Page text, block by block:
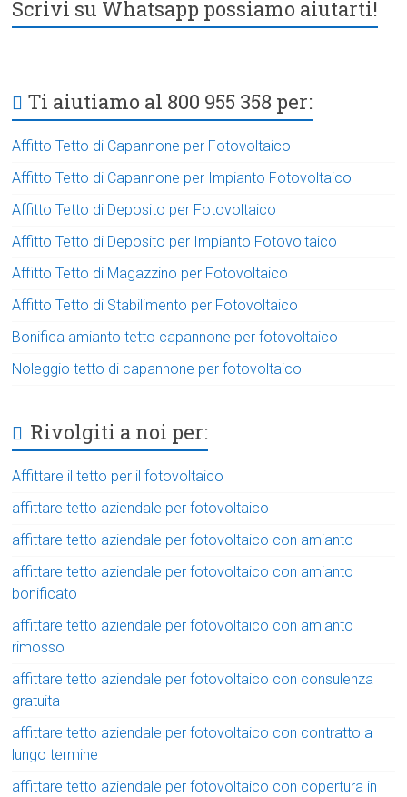
Scrivi su Whatsapp possiamo aiutarti!
Ti aiutiamo al 800 955 358 per:
Affitto Tetto di Capannone per Fotovoltaico
Affitto Tetto di Capannone per Impianto Fotovoltaico
Affitto Tetto di Deposito per Fotovoltaico
Affitto Tetto di Deposito per Impianto Fotovoltaico
Affitto Tetto di Magazzino per Fotovoltaico
Affitto Tetto di Stabilimento per Fotovoltaico
Bonifica amianto tetto capannone per fotovoltaico
Noleggio tetto di capannone per fotovoltaico
Rivolgiti a noi per:
Affittare il tetto per il fotovoltaico
affittare tetto aziendale per fotovoltaico
affittare tetto aziendale per fotovoltaico con amianto
affittare tetto aziendale per fotovoltaico con amianto
bonificato
affittare tetto aziendale per fotovoltaico con amianto
rimosso
affittare tetto aziendale per fotovoltaico con consulenza
gratuita
affittare tetto aziendale per fotovoltaico con contratto a
lungo termine
affittare tetto aziendale per fotovoltaico con copertura in